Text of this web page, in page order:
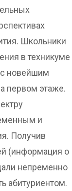
Школьники
в техникуме
новейшим
первом этаже.
и
Получив
(информация о
непременно
абитуриентом.